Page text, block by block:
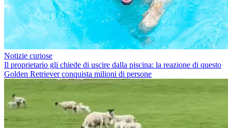
Notizie curiose
Il proprietario gli chiede di uscire dalla piscina: la reazione di questo
Golden Retriever conquista milioni di persone